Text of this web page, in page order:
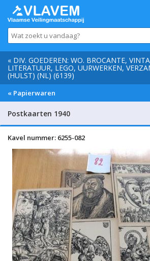
« DIV. GOEDEREN: WO. BROCANTE,
LITERATUUR, LEGO, UURWERKEN,
(HULST) (NL) (6139)
« Papierwaren
Postkaarten 1940
Kavel nummer: 6255-082